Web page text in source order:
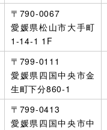
〒790-0067
愛媛県松山市大手町
1-14-1 1F
〒799-0111
愛媛県四国中央市金
生町下分860-1
〒799-0413
愛媛県四国中央市中